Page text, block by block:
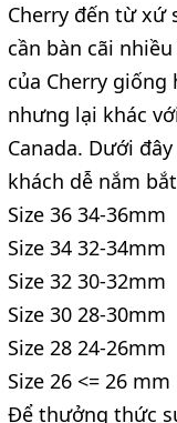
Cherry đến từ xứ
cần bàn cãi
của Cherry
nhưng lại khác
Canada. Dưới
khách dễ nắm
Size 36 34-36mm
Size 34 32-34mm
Size 32 30-32mm
Size 30 28-30mm
Size 28 24-26mm
Size 26 <= 26 mm
Để thưởng thức